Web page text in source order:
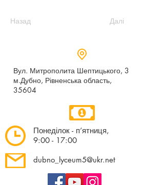
Назад Далі
Вул. Митрополита Шептицького, 3
м.Дубно, Рівненська область,
35604
Понеділок - п’ятниця,
9:00 - 17:00
dubno_lyceum5@ukr.net